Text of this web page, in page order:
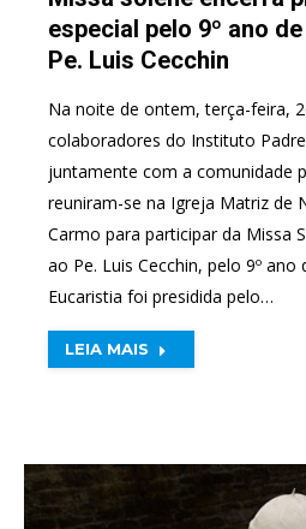
especial pelo 9º ano
Pe. Luis Cecchin
Na noite de ontem, terça-feira,
colaboradores do Instituto Padre
juntamente com a comunidade
reuniram-se na Igreja Matriz de
Carmo para participar da Missa
ao Pe. Luis Cecchin, pelo 9º
Eucaristia foi presidida pelo…
LEIA MAIS